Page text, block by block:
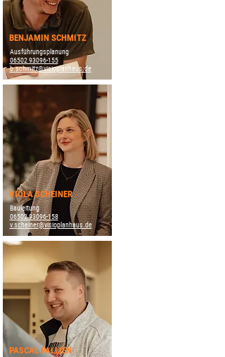
BENJAMIN SCHMITZ
Ausführungsplanung
06502 93096-155
b.schmitz@visioplanhaus.de
VIOLA SCHEINER
Bauleitung
06502 93096-158
v.scheiner@visioplanhaus.de
PASCAL PALLIEN